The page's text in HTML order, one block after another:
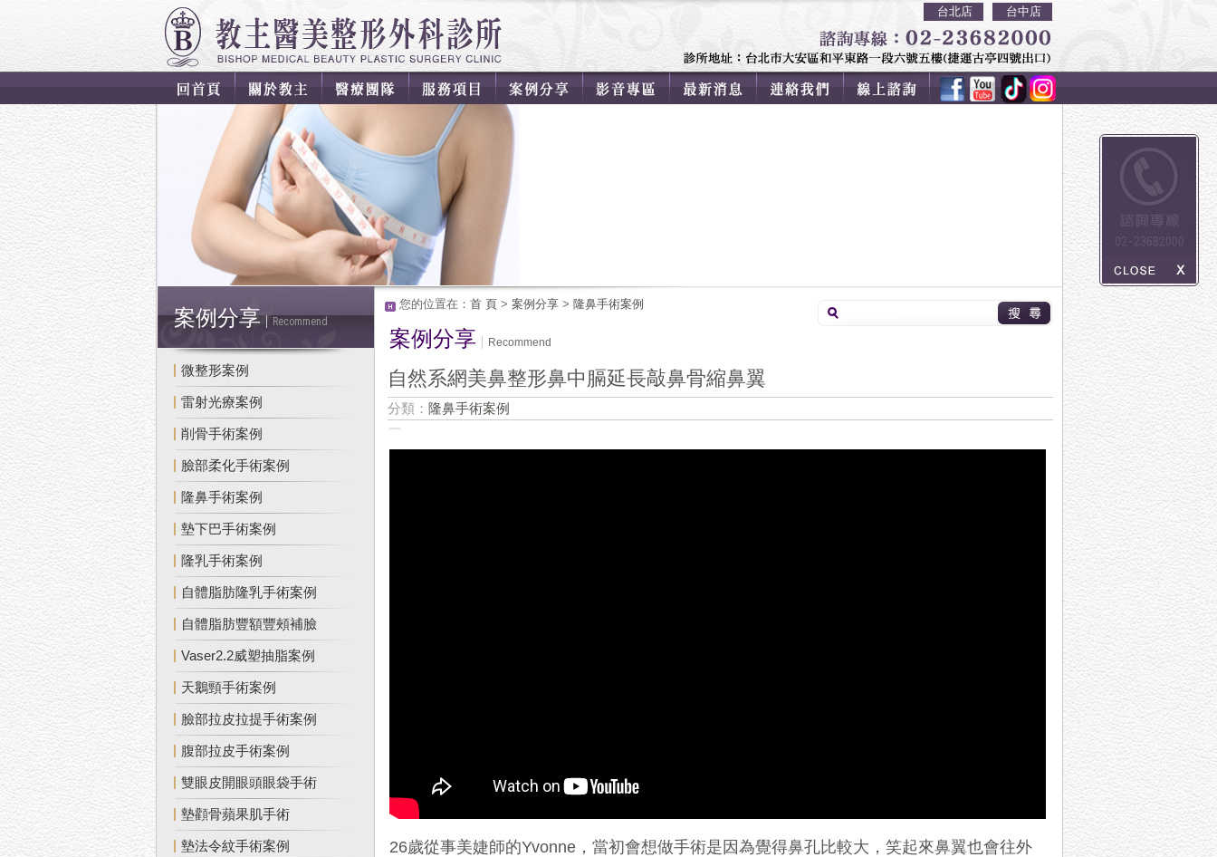
台北店 台中店
案例分享 Recommend
微整形案例
雷射光療案例
削骨手術案例
臉部柔化手術案例
隆鼻手術案例
墊下巴手術案例
隆乳手術案例
自體脂肪隆乳手術案例
自體脂肪豐額豐頰補臉
Vaser2.2威塑抽脂案例
天鵝頸手術案例
臉部拉皮拉提手術案例
腹部拉皮手術案例
雙眼皮開眼頭眼袋手術
墊顴骨蘋果肌手術
墊法令紋手術案例
您的位置在： 首 頁 > 案例分享 > 隆鼻手術案例
案例分享 Recommend
自然系網美鼻整形鼻中膈延長敲鼻骨縮鼻翼
分類： 隆鼻手術案例
26歲從事美婕師的Yvonne，當初會想做手術是因為覺得鼻孔比較大，笑起來鼻翼也會往外